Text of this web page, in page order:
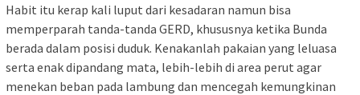
Habit itu kerap kali luput dari kesadaran namun bisa
memperparah tanda-tanda GERD, khususnya ketika Bunda
berada dalam posisi duduk. Kenakanlah pakaian yang leluasa
serta enak dipandang mata, lebih-lebih di area perut agar
menekan beban pada lambung dan mencegah kemungkinan